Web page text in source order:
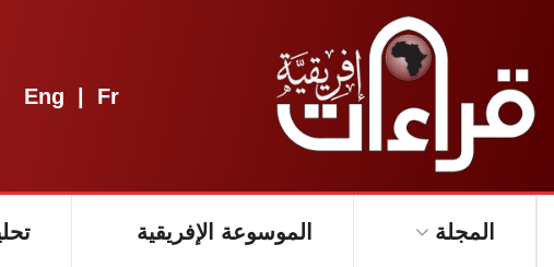
Eng | Fr
المجلة الموسوعة الإفريقية